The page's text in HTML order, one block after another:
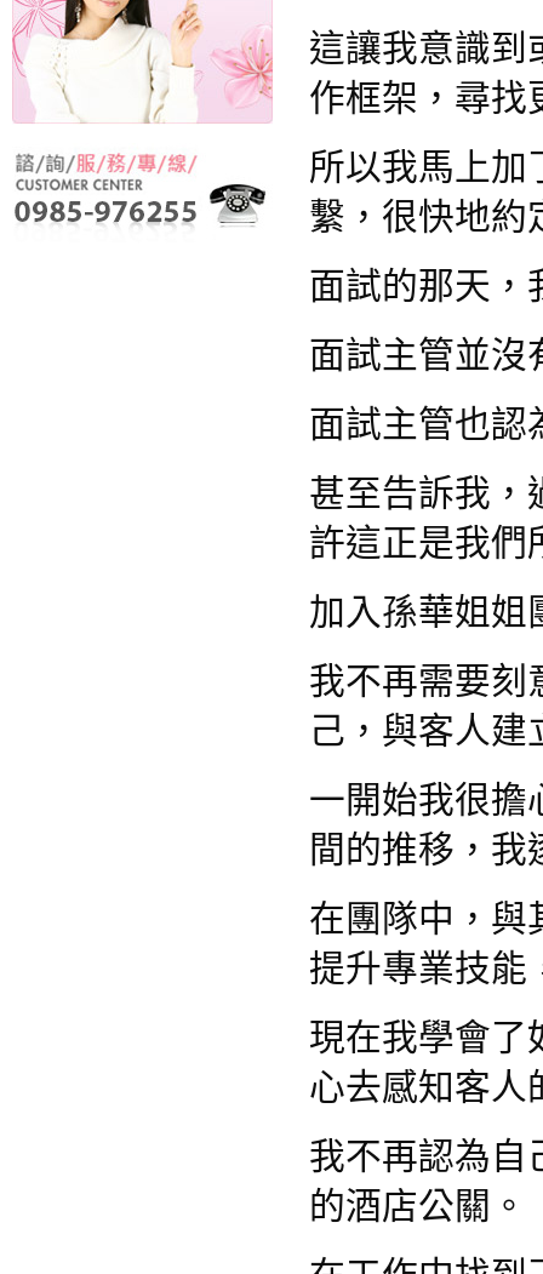
這讓我意識到
作框架，尋找
所以我馬上加
繫，很快地約
面試的那天，
面試主管並沒
面試主管也認
甚至告訴我，
許這正是我們
加入孫華姐姐
我不再需要刻
己，與客人建
一開始我很擔
間的推移，我
在團隊中，與
提升專業技能
現在我學會了
心去感知客人
我不再認為自
的酒店公關。